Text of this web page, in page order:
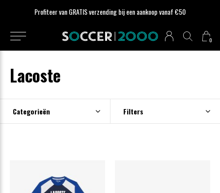
0
Profiteer van GRATIS verzending bij een aankoop vanaf €50
Lacoste
Categorieën Filters